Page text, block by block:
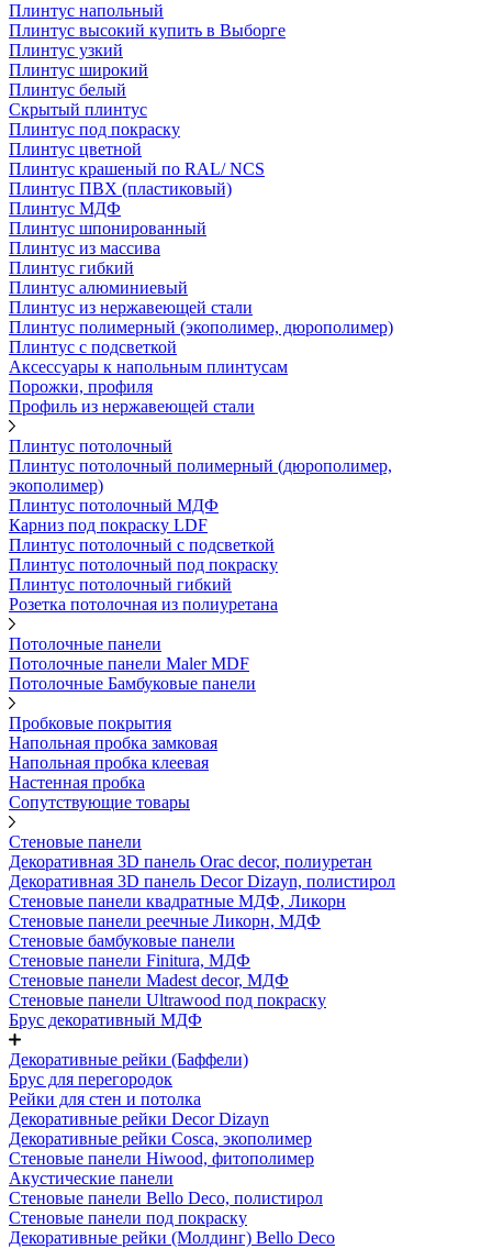
Плинтус напольный
Плинтус высокий купить в Выборге
Плинтус узкий
Плинтус широкий
Плинтус белый
Скрытый плинтус
Плинтус под покраску
Плинтус цветной
Плинтус крашеный по RAL/ NCS
Плинтус ПВХ (пластиковый)
Плинтус МДФ
Плинтус шпонированный
Плинтус из массива
Плинтус гибкий
Плинтус алюминиевый
Плинтус из нержавеющей стали
Плинтус полимерный (экополимер, дюрополимер)
Плинтус с подсветкой
Аксессуары к напольным плинтусам
Порожки, профиля
Профиль из нержавеющей стали
Плинтус потолочный
Плинтус потолочный полимерный (дюрополимер,
экополимер)
Плинтус потолочный МДФ
Карниз под покраску LDF
Плинтус потолочный с подсветкой
Плинтус потолочный под покраску
Плинтус потолочный гибкий
Розетка потолочная из полиуретана
Потолочные панели
Потолочные панели Maler MDF
Потолочные Бамбуковые панели
Пробковые покрытия
Напольная пробка замковая
Напольная пробка клеевая
Настенная пробка
Сопутствующие товары
Стеновые панели
Декоративная 3D панель Orac decor, полиуретан
Декоративная 3D панель Decor Dizayn, полистирол
Стеновые панели квадратные МДФ, Ликорн
Стеновые панели реечные Ликорн, МДФ
Стеновые бамбуковые панели
Стеновые панели Finitura, МДФ
Стеновые панели Madest decor, МДФ
Стеновые панели Ultrawood под покраску
Брус декоративный МДФ
Декоративные рейки (Баффели)
Брус для перегородок
Рейки для стен и потолка
Декоративные рейки Decor Dizayn
Декоративные рейки Cosca, экополимер
Стеновые панели Hiwood, фитополимер
Акустические панели
Стеновые панели Bello Deco, полистирол
Стеновые панели под покраску
Декоративные рейки (Молдинг) Bello Deco